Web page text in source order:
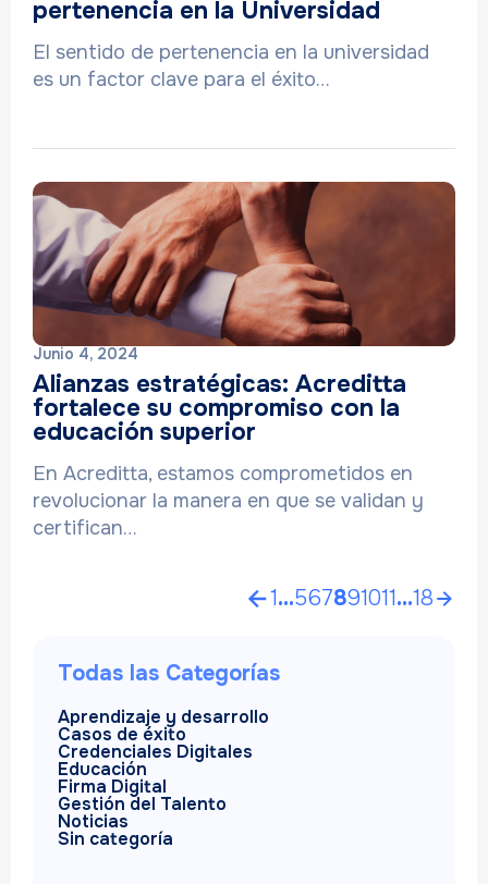
pertenencia en la Universidad
El sentido de pertenencia en la universidad
es un factor clave para el éxito…
Junio 4, 2024
Alianzas estratégicas: Acreditta
fortalece su compromiso con la
educación superior
En Acreditta, estamos comprometidos en
revolucionar la manera en que se validan y
certifican…
1…567891011…18
Todas las Categorías
Aprendizaje y desarrollo
Casos de éxito
Credenciales Digitales
Educación
Firma Digital
Gestión del Talento
Noticias
Sin categoría